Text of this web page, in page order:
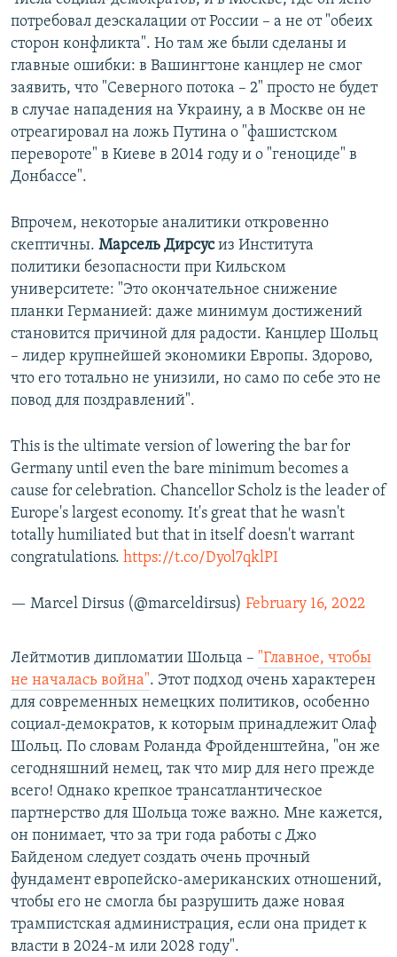
потребовал деэскалации от России – а не от "обеих
сторон конфликта". Но там же были сделаны и
главные ошибки: в Вашингтоне канцлер не смог
заявить, что "Северного потока – 2" просто не будет
в случае нападения на Украину, а в Москве он не
отреагировал на ложь Путина о "фашистском
перевороте" в Киеве в 2014 году и о "геноциде" в
Донбассе".
Впрочем, некоторые аналитики откровенно
скептичны. Марсель Дирсусиз Института
политики безопасности при Кильском
университете: "Это окончательное снижение
планки Германией: даже минимум достижений
становится причиной для радости. Канцлер Шольц
– лидер крупнейшей экономики Европы. Здорово,
что его тотально не унизили, но само по себе это не
повод для поздравлений".
This is the ultimate version of lowering the bar for
Germany until even the bare minimum becomes a
cause for celebration. Chancellor Scholz is the leader of
Europe's largest economy. It's great that he wasn't
totally humiliated but that in itself doesn't warrant
congratulations. https://t.co/Dyol7qklPI
— Marcel Dirsus (@marceldirsus) February 16, 2022
Лейтмотив дипломатии Шольца – "Главное, чтобы
не началась война". Этот подход очень характерен
для современных немецких политиков, особенно
социал-демократов, к которым принадлежит Олаф
Шольц. По словам Роланда Фройденштейна, "он же
сегодняшний немец, так что мир для него прежде
всего! Однако крепкое трансатлантическое
партнерство для Шольца тоже важно. Мне кажется,
он понимает, что за три года работы с Джо
Байденом следует создать очень прочный
фундамент европейско-американских отношений,
чтобы его не смогла бы разрушить даже новая
трампистская администрация, если она придет к
власти в 2024-м или 2028 году".